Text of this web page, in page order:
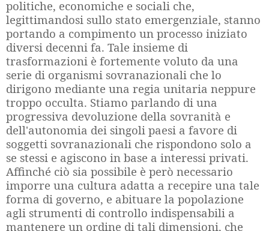
politiche, economiche e sociali che,
legittimandosi sullo stato emergenziale, stanno
portando a compimento un processo iniziato
diversi decenni fa. Tale insieme di
trasformazioni è fortemente voluto da una
serie di organismi sovranazionali che lo
dirigono mediante una regia unitaria neppure
troppo occulta. Stiamo parlando di una
progressiva devoluzione della sovranità e
dell'autonomia dei singoli paesi a favore di
soggetti sovranazionali che rispondono solo a
se stessi e agiscono in base a interessi privati.
Affinché ciò sia possibile è però necessario
imporre una cultura adatta a recepire una tale
forma di governo, e abituare la popolazione
agli strumenti di controllo indispensabili a
mantenere un ordine di tali dimensioni, che